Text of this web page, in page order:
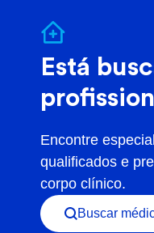
Está
Encontre
qualificados e
corpo clínico.
Buscar